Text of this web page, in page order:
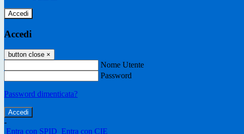
Accedi
Accedi
button close ×
Nome Utente
Password
Password dimenticata?
-
Entra con SPID Entra con CIE